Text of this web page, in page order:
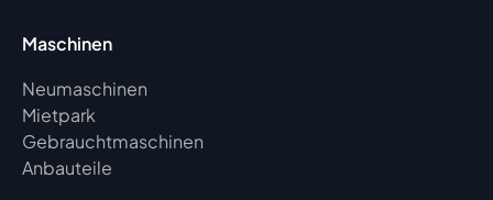
Maschinen
Neumaschinen
Mietpark
Gebrauchtmaschinen
Anbauteile